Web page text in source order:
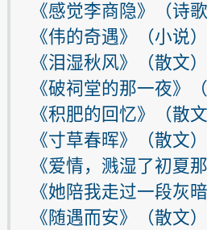
《感觉李商隐》（诗
《伟的奇遇》（小说
《泪湿秋风》（散文
《破祠堂的那一夜》
《积肥的回忆》（散
《寸草春晖》（散文
《爱情，溅湿了初夏
《她陪我走过一段灰
《随遇而安》（散文